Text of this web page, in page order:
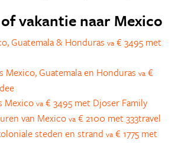
vakantie naar Mexico
Guatemala & Honduras va € 3495 met
Mexico, Guatemala en Honduras va €
Mexico va € 3495 met Djoser Family
van Mexico va € 2100 met 333travel
steden en strand va € 1775 met